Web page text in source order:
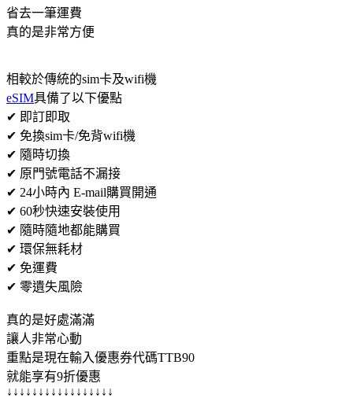
省去一筆運費
真的是非常方便
相較於傳統的sim卡及wifi機
eSIM具備了以下優點
✔ 即訂即取
✔ 免換sim卡/免背wifi機
✔ 隨時切換
✔ 原門號電話不漏接
✔ 24小時內 E-mail購買開通
✔ 60秒快速安裝使用
✔ 隨時隨地都能購買
✔ 環保無耗材
✔ 免運費
✔ 零遺失風險
真的是好處滿滿
讓人非常心動
重點是現在輸入優惠券代碼TTB90
就能享有9折優惠
↓↓↓↓↓↓↓↓↓↓↓↓↓↓↓↓↓